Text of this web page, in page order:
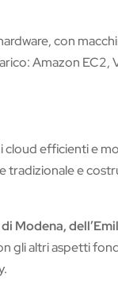
con
Amazon EC2,
efficienti e
tradizionale e
Modena,
gli altri aspetti